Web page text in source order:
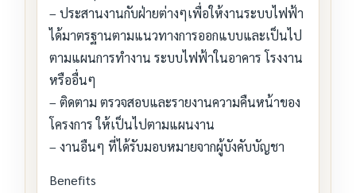
– ประสานงานกับฝ่ายต่างๆเพื่อให้งานระบบไฟฟ้า
ได้มาตรฐานตามแนวทางการออกแบบและเป็นไป
ตามแผนการทำงาน ระบบไฟฟ้าในอาคาร โรงงาน
หรืออื่นๆ
– ติดตาม ตรวจสอบและรายงานความคืนหน้าของ
โครงการ ให้เป็นไปตามแผนงาน
– งานอืนๆ ที่ได้รับมอบหมายจากผู้บังคับบัญชา
Benefits